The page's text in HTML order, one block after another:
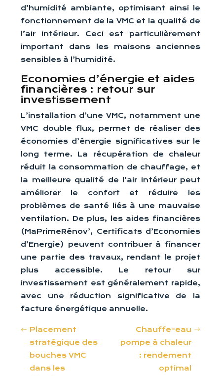
d’humidité ambiante, optimisant ainsi le
fonctionnement de la VMC et la qualité de
l’air intérieur. Ceci est particulièrement
important dans les maisons anciennes
sensibles à l’humidité.
Economies d’énergie et aides
financières : retour sur
investissement
L’installation d’une VMC, notamment une
VMC double flux, permet de réaliser des
économies d’énergie significatives sur le
long terme. La récupération de chaleur
réduit la consommation de chauffage, et
la meilleure qualité de l’air intérieur peut
améliorer le confort et réduire les
problèmes de santé liés à une mauvaise
ventilation. De plus, les aides financières
(MaPrimeRénov’, Certificats d’Economies
d’Energie) peuvent contribuer à financer
une partie des travaux, rendant le projet
plus accessible. Le retour sur
investissement est généralement rapide,
avec une réduction significative de la
facture énergétique annuelle.
Placement
stratégique des
bouches VMC
dans les
Chauffe-eau
pompe à chaleur
: rendement
optimal